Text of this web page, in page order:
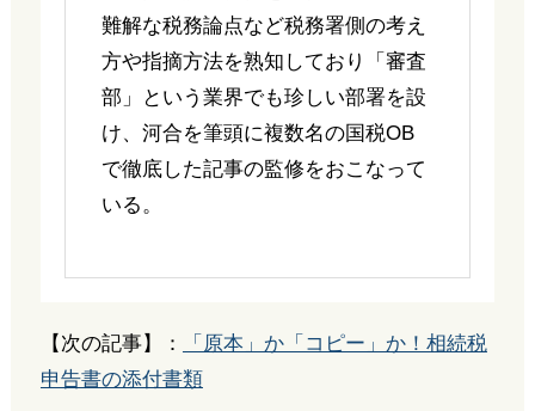
難解な税務論点など税務署側の考え
方や指摘方法を熟知しており「審査
部」という業界でも珍しい部署を設
け、河合を筆頭に複数名の国税OB
で徹底した記事の監修をおこなって
いる。
【次の記事】：
「原本」か「コピー」か！相続税
申告書の添付書類